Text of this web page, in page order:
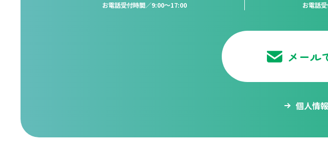
お電話受付時間／9:00〜17:00 お電話
メール
個人情